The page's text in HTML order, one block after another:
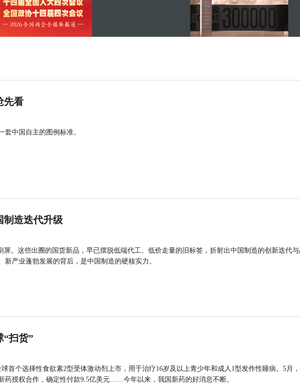
先看
套中国自主的图例标准。
制造迭代升级
屏。这些出圈的国货新品，早已摆脱低端代工、低价走量的旧标签，折射出中国制造的创新迭代
新产业蓬勃发展的背后，是中国制造的硬核实力。
“扫货”
首个选择性食欲素2型受体激动剂上市，用于治疗16岁及以上青少年和成人1型发作性睡病。5月
药授权合作，确定性付款9.5亿美元……今年以来，我国新药的好消息不断。